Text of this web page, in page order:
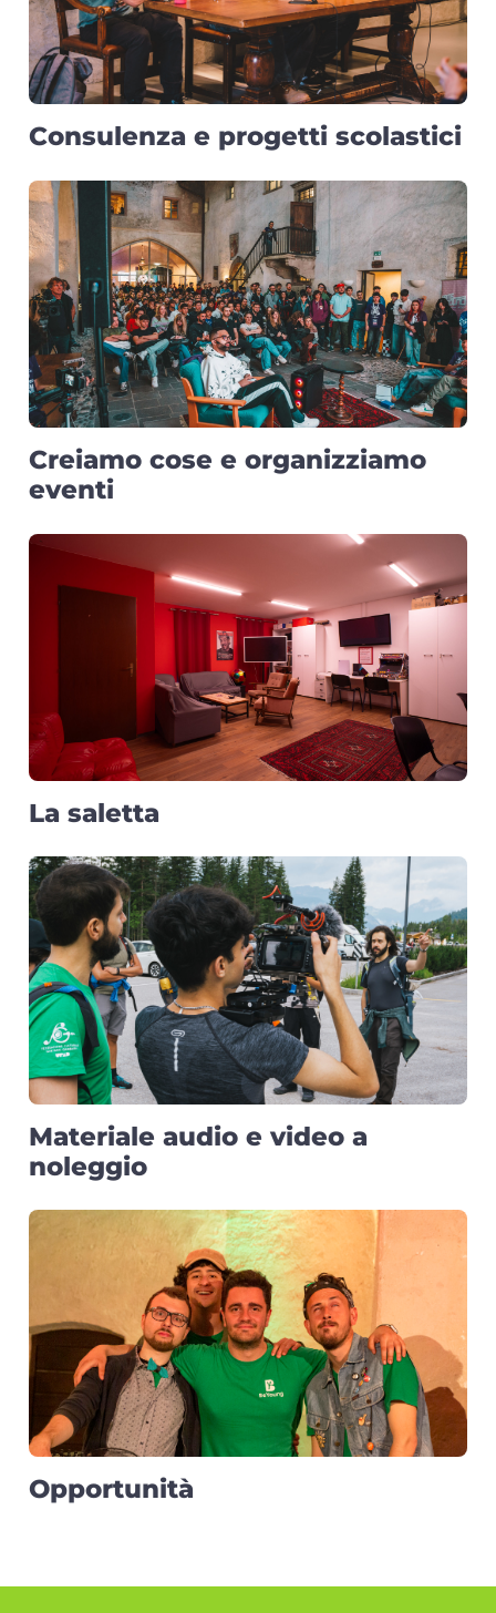
Consulenza e progetti scolastici
Creiamo cose e organizziamo
eventi
La saletta
Materiale audio e video a
noleggio
Opportunità